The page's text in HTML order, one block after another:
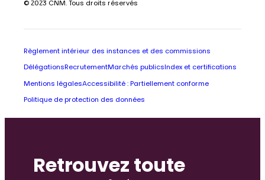
© 2023 CNM. Tous droits réservés
Règlement intérieur des instances et des commissions
DélégationsRecrutementMarchés publicsIndex et certifications
Mentions légalesAccessibilité : Partiellement conforme
Politique de protection des données
Retrouvez toute